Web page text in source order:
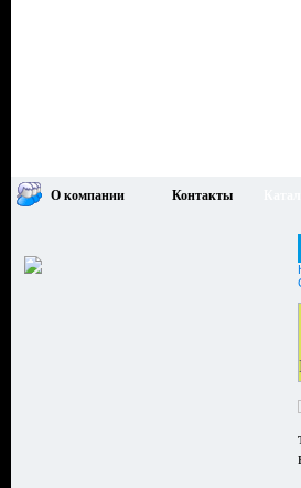
О компании Контакты